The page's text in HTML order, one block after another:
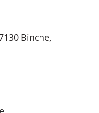
Binche,